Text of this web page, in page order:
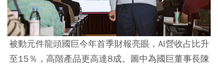
被動元件龍頭國巨今年首季財報亮眼，AI營收占比升
至15％，高階產品更高達8成。圖中為國巨董事長陳